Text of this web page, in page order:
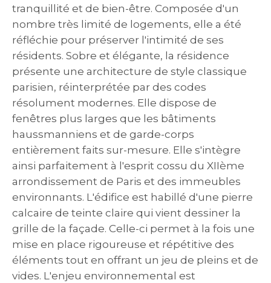
tranquillité et de bien-être. Composée d'un
nombre très limité de logements, elle a été
réfléchie pour préserver l'intimité de ses
résidents. Sobre et élégante, la résidence
présente une architecture de style classique
parisien, réinterprétée par des codes
résolument modernes. Elle dispose de
fenêtres plus larges que les bâtiments
haussmanniens et de garde-corps
entièrement faits sur-mesure. Elle s'intègre
ainsi parfaitement à l'esprit cossu du XIIème
arrondissement de Paris et des immeubles
environnants. L'édifice est habillé d'une pierre
calcaire de teinte claire qui vient dessiner la
grille de la façade. Celle-ci permet à la fois une
mise en place rigoureuse et répétitive des
éléments tout en offrant un jeu de pleins et de
vides. L'enjeu environnemental est